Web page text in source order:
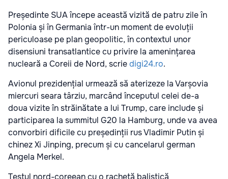
Președinte SUA începe această vizită de patru zile în
Polonia și în Germania într-un moment de evoluții
periculoase pe plan geopolitic, în contextul unor
disensiuni transatlantice cu privire la amenințarea
nucleară a Coreii de Nord, scriedigi24.ro.
Avionul prezidențial urmează să aterizeze la Varșovia
miercuri seara târziu, marcând începutul celei de-a
doua vizite în străinătate a lui Trump, care include și
participarea la summitul G20 la Hamburg, unde va avea
convorbiri dificile cu președinții rus Vladimir Putin și
chinez Xi Jinping, precum și cu cancelarul german
Angela Merkel.
Testul nord-coreean cu o rachetă balistică